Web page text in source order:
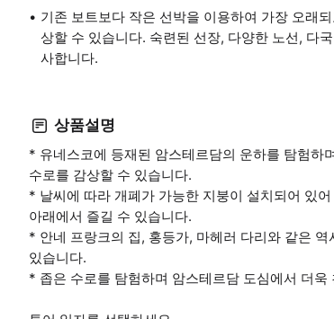
기존 보트보다 작은 선박을 이용하여 가장 오래
상할 수 있습니다. 숙련된 선장, 다양한 노선, 다
사합니다.
상품설명
* 유네스코에 등재된 암스테르담의 운하를 탐험하
수로를 감상할 수 있습니다.
* 날씨에 따라 개폐가 가능한 지붕이 설치되어 있
아래에서 즐길 수 있습니다.
* 안네 프랑크의 집, 홍등가, 마헤러 다리와 같은
있습니다.
* 좁은 수로를 탐험하며 암스테르담 도심에서 더